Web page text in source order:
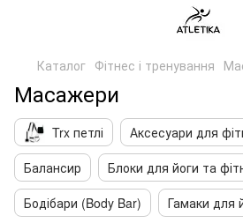
Каталог Фітнес і тренування
Масажери
Trx петлі
Аксесуари для
Балансир
Блоки для йоги та
Бодібари (Body Bar)
Гамаки для